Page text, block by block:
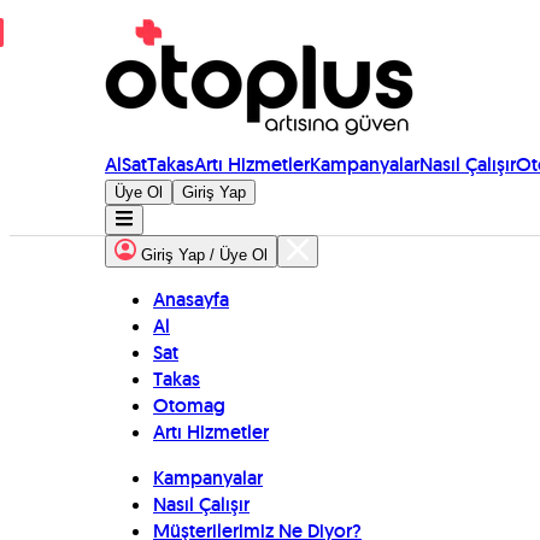
AlSatTakasArtı HizmetlerKampanyalarNasıl Çalışır
Üye Ol Giriş Yap
Giriş Yap / Üye Ol
Anasayfa
Al
Sat
Takas
Otomag
Artı Hizmetler
Kampanyalar
Nasıl Çalışır
Müşterilerimiz Ne Diyor?